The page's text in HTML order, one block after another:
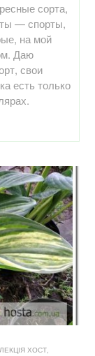
сорта,
— спорты,
на мой
Даю
свои
есть только
ХОСТ,